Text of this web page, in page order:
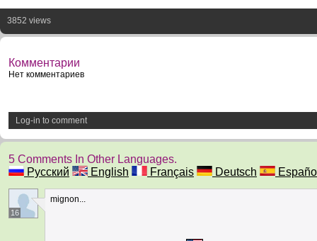
3852 views
Комментарии
Нет комментариев
Log-in to comment
5 Comments In Other Languages.
Русский
English Français Deutsch
16
mignon...